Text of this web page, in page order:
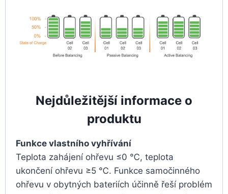
Nejdůležitější informace o
produktu
Funkce vlastního vyhřívání
Teplota zahájení ohřevu ≤0 ℃, teplota
ukončení ohřevu ≥5 ℃. Funkce samočinného
ohřevu v obytných bateriích účinně řeší problém